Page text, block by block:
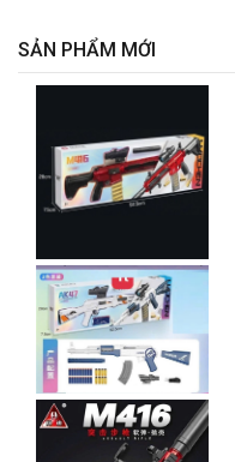
SẢN PHẨM MỚI